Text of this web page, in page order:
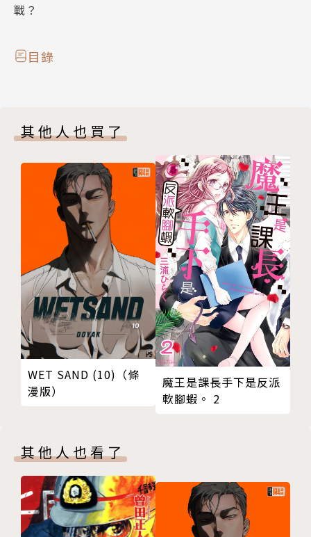
戰？
目錄
其他人也買了
WET SAND (10)（條
漫版）
魔王是課長手下是反派
軟腳蝦。 2
其他人也看了